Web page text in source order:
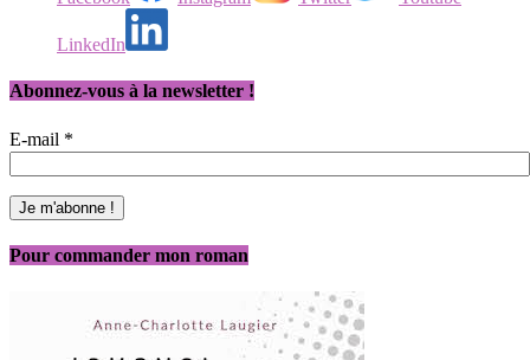
LinkedIn
Abonnez-vous à la newsletter !
E-mail *
Pour commander mon roman